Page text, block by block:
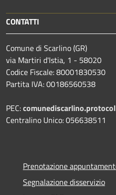
CONTATTI
Comune di Scarlino (GR)
via Martiri d'Istia, 1 - 58020
Codice Fiscale: 80001830530
Partita IVA: 00186560538
PEC:
Centralino Unico: 056638511
Prenotazione
Segnalazione disservizio